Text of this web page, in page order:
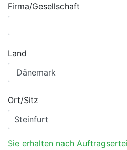
Firma/Gesellschaft
Land
Ort/Sitz
Sie erhalten nach